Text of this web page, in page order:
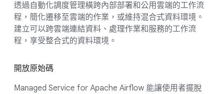
透過自動化調度管理橫跨內部部署和公用雲端的工作流
程，簡化遷移至雲端的作業，或維持混合式資料環境。
建立可以跨雲端連結資料、處理作業和服務的工作流
程，享受整合式的資料環境。
開放原始碼
Managed Service for Apache Airflow 能讓使用者擺脫